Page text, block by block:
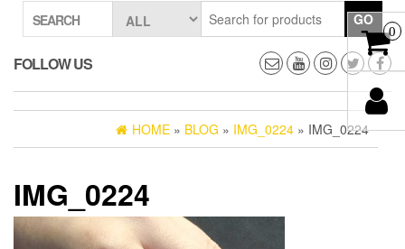
SEARCH GO
FOLLOW US
HOME » BLOG » IMG_0224 » IMG_0224
IMG_0224
0